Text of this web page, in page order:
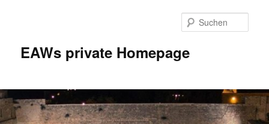
EAWs private Homepage